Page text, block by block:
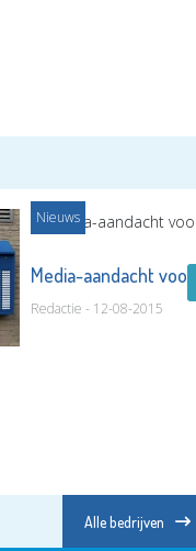
Nieuws
Media-aandacht
Redactie - 12-08-2015
Alle bedrijven